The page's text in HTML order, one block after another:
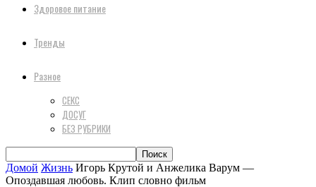
Здоровое питание
Тренды
Разное
СЕКС
ДОСУГ
БЕЗ РУБРИКИ
Домой Жизнь Игорь Крутой и Анжелика Варум —
Опоздавшая любовь. Клип словно фильм